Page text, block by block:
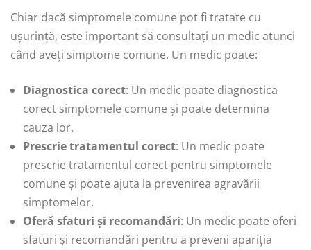
Chiar dacă simptomele comune pot fi tratate cu
ușurință, este important să consultați un medic atunci
când aveți simptome comune. Un medic poate:
Diagnostica corect: Un medic poate diagnostica
corect simptomele comune și poate determina
cauza lor.
Prescrie tratamentul corect: Un medic poate
prescrie tratamentul corect pentru simptomele
comune și poate ajuta la prevenirea agravării
simptomelor.
Oferă sfaturi și recomandări: Un medic poate oferi
sfaturi și recomandări pentru a preveni apariția